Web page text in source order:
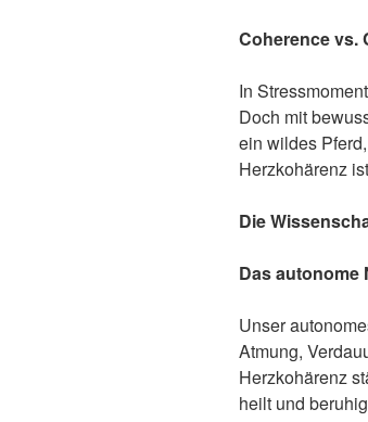
Coherence vs.
In
Doch mit
ein wildes
Herzkohärenz
Die
Das autonome
Unser
Atmung,
Herzkohärenz
heilt und